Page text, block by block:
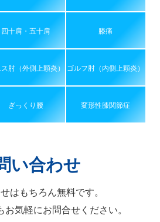
四十肩・五十肩 膝痛
肘（外側上顆炎） ゴルフ肘（内側上顆炎）
ぎっくり腰 変形性膝関節症
い合わせ
はもちろん無料です。
お気軽にお問合せください。